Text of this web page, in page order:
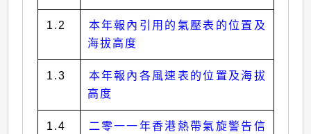
1.2
本年報內引用的氣壓表的位置及
海拔高度
1.3
本年報內各風速表的位置及海拔
高度
1.4
二零一一年香港熱帶氣旋警告信